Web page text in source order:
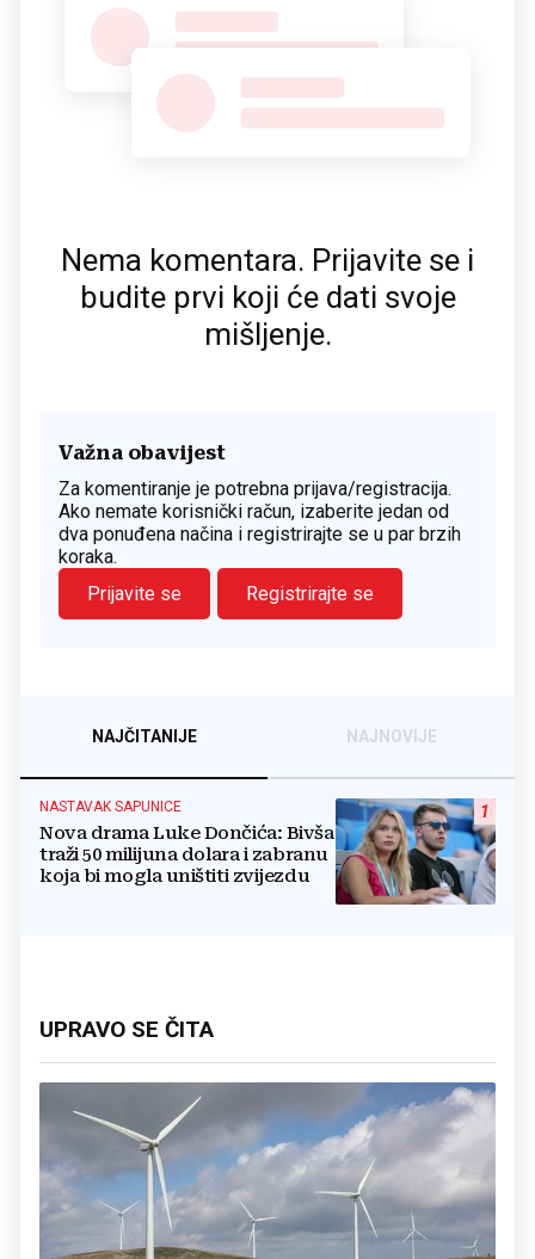
Nema komentara. Prijavite se i
budite prvi koji će dati svoje
mišljenje.
Važna obavijest
Za komentiranje je potrebna prijava/registracija.
Ako nemate korisnički račun, izaberite jedan od
dva ponuđena načina i registrirajte se u par brzih
koraka.
Prijavite se
Registrirajte se
NAJČITANIJE NAJNOVIJE
1
NASTAVAK SAPUNICE
Nova drama Luke Dončića: Bivša
traži 50 milijuna dolara i zabranu
koja bi mogla uništiti zvijezdu
UPRAVO SE ČITA